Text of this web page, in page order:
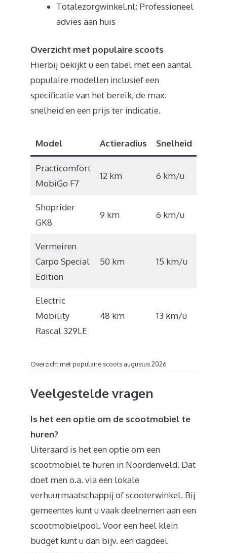
Totalezorgwinkel.nl: Professioneel
advies aan huis
Overzicht met populaire scoots
Hierbij bekijkt u een tabel met een aantal
populaire modellen inclusief een
specificatie van het bereik, de max.
snelheid en een prijs ter indicatie.
Model Actieradius Snelheid
Practicomfort
MobiGo F7
12 km 6 km/u
Shoprider
GK8
9 km 6 km/u
Vermeiren
Carpo Special
Edition
50 km 15 km/u
Electric
Mobility
Rascal 329LE
48 km 13 km/u
Overzicht met populaire scoots augustus 2026
Veelgestelde vragen
Is het een optie om de scootmobiel te
huren?
Uiteraard is het een optie om een
scootmobiel te huren in Noordenveld. Dat
doet men o.a. via een lokale
verhuurmaatschappij of scooterwinkel. Bij
gemeentes kunt u vaak deelnemen aan een
scootmobielpool. Voor een heel klein
budget kunt u dan bijv. een dagdeel